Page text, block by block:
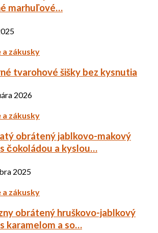
marhuľové…
a zákusky
tvarohové šišky bez kysnutia
2026
a zákusky
obrátený jablkovo-makový
čokoládou a kyslou…
2025
a zákusky
obrátený hruškovo-jablkový
karamelom a so…